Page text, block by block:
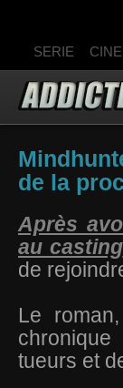
SERIE
de la
Après
au casting
de
Le
tueurs et